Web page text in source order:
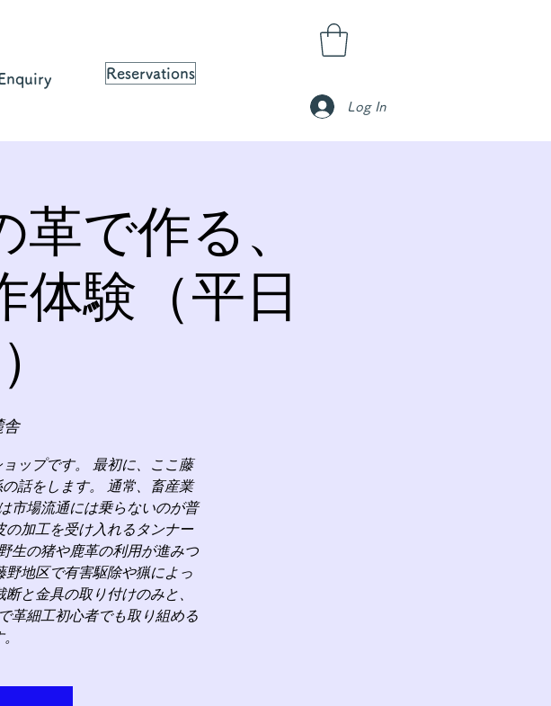
Reservations
Log In
で作る、
体験（平日
舎
ップです。 最初に、ここ藤
話をします。 通常、畜産業
市場流通には乗らないのが普
の加工を受け入れるタンナー
生の猪や鹿革の利用が進みつ
地区で有害駆除や猟によっ
と金具の取り付けのみと、
革細工初心者でも取り組める